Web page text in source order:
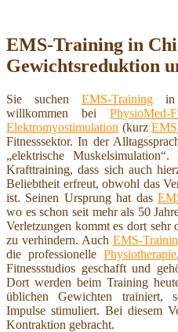
EMS-Training in
Gewichtsreduktion
Sie suchen EMS-Training in
willkommen beiPhysioMed-
Elektromyostimulation (kurzEMS
Fitnesssektor. In der
„elektrische
Krafttraining, dass sich auch
Beliebtheit erfreut, obwohl das
ist. Seinen Ursprung hat das
wo es schon seit mehr als 50
Verletzungen kommt es dort
zu verhindern. Auch EMS-
die professionelle Physiotherapie
Fitnessstudios geschafft und
Dort werden beim Training
üblichen Gewichten trainiert,
Impulse stimuliert. Bei diesem
Kontraktion gebracht.